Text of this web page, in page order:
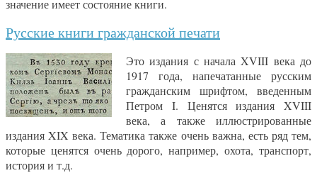
значение имеет состояние книги.
Русские книги гражданской печати
Это издания с начала XVIII века до
1917 года, напечатанные русским
гражданским шрифтом, введенным
Петром I. Ценятся издания XVIII
века, а также иллюстрированные
издания XIX века. Тематика также очень важна, есть ряд тем,
которые ценятся очень дорого, например, охота, транспорт,
история и т.д.